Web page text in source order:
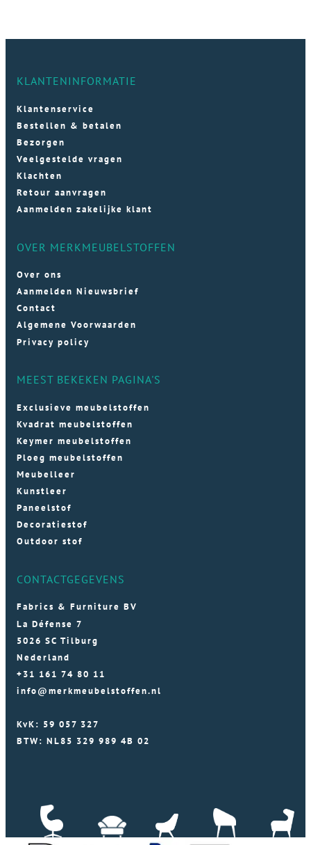
KLANTENINFORMATIE
Klantenservice
Bestellen & betalen
Bezorgen
Veelgestelde vragen
Klachten
Retour aanvragen
Aanmelden zakelijke klant
OVER MERKMEUBELSTOFFEN
Over ons
Aanmelden Nieuwsbrief
Contact
Algemene Voorwaarden
Privacy policy
MEEST BEKEKEN PAGINA'S
Exclusieve meubelstoffen
Kvadrat meubelstoffen
Keymer meubelstoffen
Ploeg meubelstoffen
Meubelleer
Kunstleer
Paneelstof
Decoratiestof
Outdoor stof
CONTACTGEGEVENS
Fabrics & Furniture BV
La Défense 7
5026 SC Tilburg
Nederland
+31 161 74 80 11
info@merkmeubelstoffen.nl
KvK: 59 057 327
BTW: NL85 329 989 4B 02